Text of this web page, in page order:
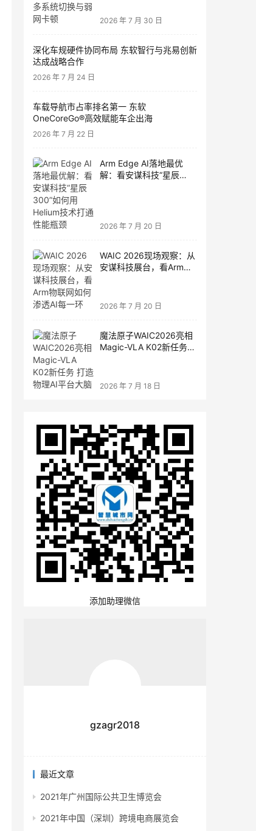
2026 年 7 月 30 日
深化车规硬件协同布局 东软智行与兆易创新
达成战略合作
2026 年 7 月 24 日
车载导航市占率排名第一 东软
OneCoreGo®高效赋能车企出海
2026 年 7 月 22 日
Arm Edge AI落地最优
解：看安谋科技“星辰
2026 年 7 月 20 日
WAIC 2026现场观察：从
安谋科技展台，看Arm物
2026 年 7 月 20 日
魔法原子WAIC2026亮相
Magic-VLA K02新任务
2026 年 7 月 18 日
添加助理微信
gzagr2018
最近文章
2021年广州国际公共卫生博览会
2021年中国（深圳）跨境电商展览会